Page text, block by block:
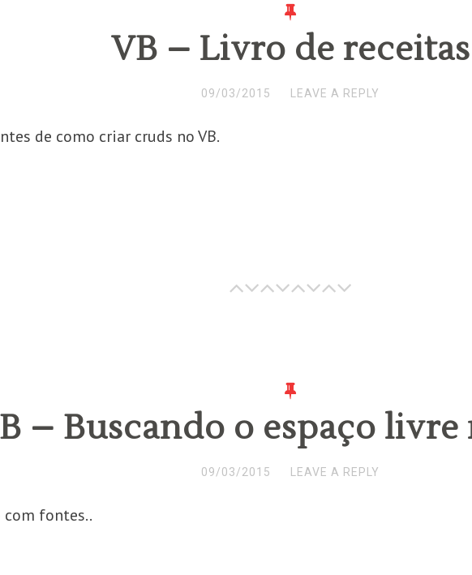
VB – Livro de receitas
09/03/2015 LEAVE A REPLY
de como criar cruds no VB.
– Buscando o espaço livre
09/03/2015 LEAVE A REPLY
fontes..